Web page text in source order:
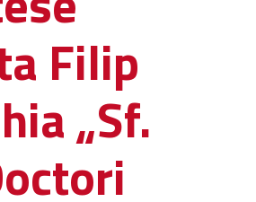
Asociații
Parohii
RESURSE
Apostolia Italia
Comunicate de presă
Statutele și legile
Filip
„Sf.